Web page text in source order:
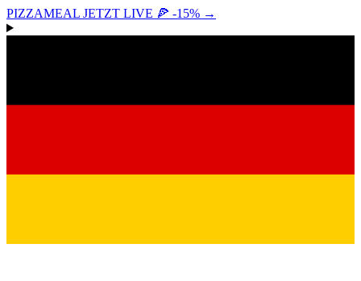
PIZZAMEAL JETZT LIVE 🍕 -15% →